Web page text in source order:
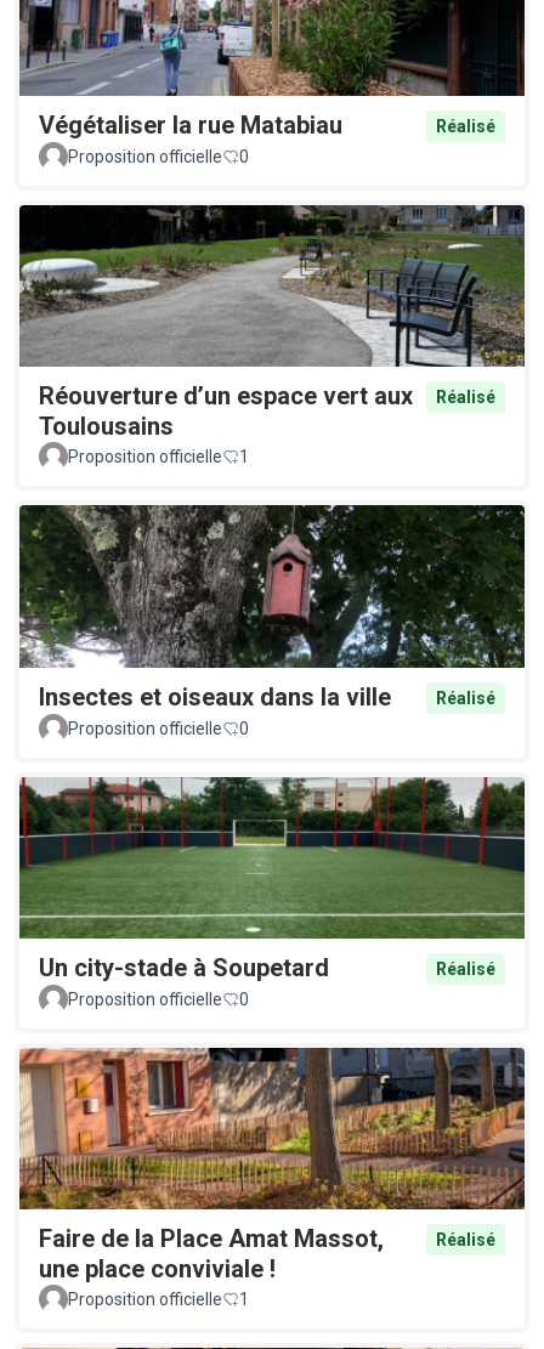
Végétaliser la rue Matabiau
Réalisé
Proposition officielle
0
Réouverture d’un espace vert aux
Toulousains
Réalisé
Proposition officielle 1
Insectes et oiseaux dans la ville
Réalisé
Proposition officielle
0
Un city-stade à Soupetard
Réalisé
Proposition officielle
0
Faire de la Place Amat Massot,
une place conviviale !
Réalisé
Proposition officielle 1